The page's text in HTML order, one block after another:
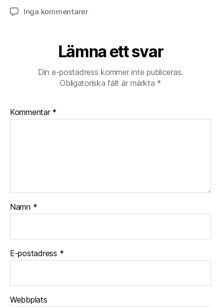
Inga kommentarertill
Lämna ett svar
Din e-postadress kommer inte publiceras.
Obligatoriska fält är märkta *
Kommentar *
Namn *
E-postadress *
Webbplats